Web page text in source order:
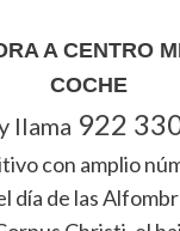
A CENTRO
COCHE
llama 922
con amplio
día de las